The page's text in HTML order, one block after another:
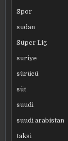
Spor
sudan
Süper Lig
suriye
sürücü
süt
suudi
suudi arabistan
taksi